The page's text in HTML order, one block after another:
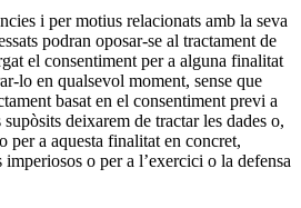
i per motius relacionats amb la seva
podran oposar-se al tractament de
el consentiment per a alguna finalitat
lo en qualsevol moment, sense que
basat en el consentiment previ a
deixarem de tractar les dades o,
per a aquesta finalitat en concret,
o per a l’exercici o la defensa